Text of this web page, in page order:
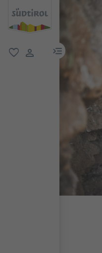
menu link